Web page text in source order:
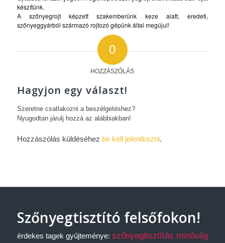
készítünk.
A szőnyegrojt képzett szakemberünk keze alatt, eredeti,
szőnyeggyárból származó rojtozó gépünk által megújul!
0
HOZZÁSZÓLÁS
Hagyjon egy választ!
Szeretne csatlakozni a beszélgetéshez?
Nyugodtan járulj hozzá az alábbiakban!
Hozzászólás küldéséhez be kell jelentkezni.
Szőnyegtisztító felsőfokon!
érdekes tagek gyűjteménye: szőnyegtisztítás minőség